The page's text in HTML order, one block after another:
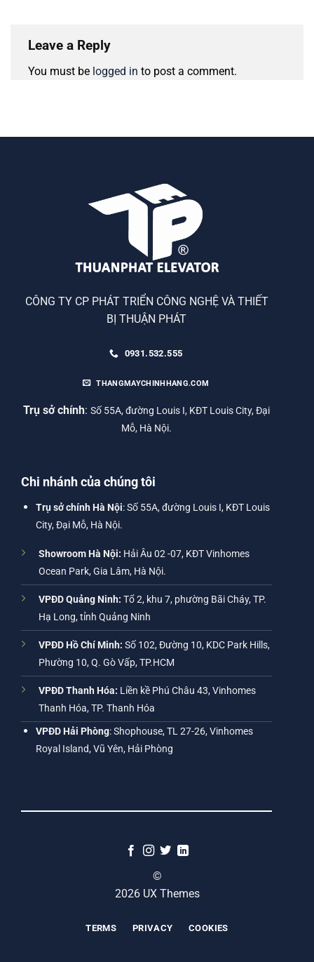
Leave a Reply
You must be logged in to post a comment.
CÔNG TY CP PHÁT TRIỂN CÔNG NGHỆ VÀ THIẾT
BỊ THUẬN PHÁT
0931.532.555
THANGMAYCHINHHANG.COM
Trụ sở chính: Số 55A, đường Louis I, KĐT Louis City, Đại
Mỗ, Hà Nội.
Chi nhánh của chúng tôi
Trụ sở chính Hà Nội: Số 55A, đường Louis I, KĐT Louis
City, Đại Mỗ, Hà Nội.
Showroom Hà Nội: Hải Âu 02 -07, KĐT Vinhomes
Ocean Park, Gia Lâm, Hà Nội.
VPĐD Quảng Ninh: Tổ 2, khu 7, phường Bãi Cháy, TP.
Hạ Long, tỉnh Quảng Ninh
VPĐD Hồ Chí Minh: Số 102, Đường 10, KDC Park Hills,
Phường 10, Q. Gò Vấp, TP.HCM
VPĐD Thanh Hóa: Liền kề Phú Châu 43, Vinhomes
Thanh Hóa, TP. Thanh Hóa
VPĐD Hải Phòng: Shophouse, TL 27-26, Vinhomes
Royal Island, Vũ Yên, Hải Phòng
©
2026 UX Themes
TERMS PRIVACY COOKIES